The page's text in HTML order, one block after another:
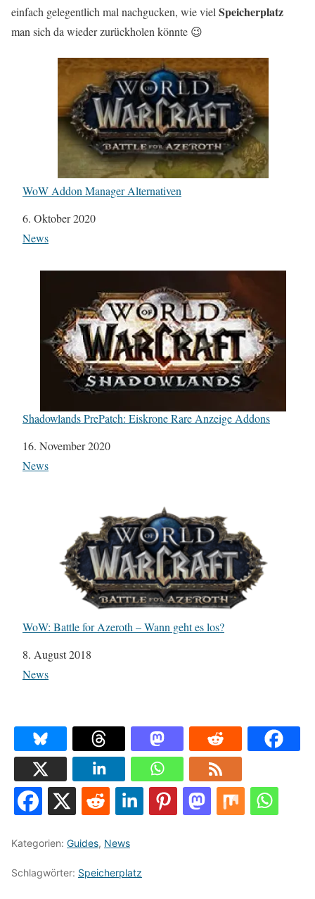
einfach gelegentlich mal nachgucken, wie viel Speicherplatz
man sich da wieder zurückholen könnte 😉
WoW Addon Manager Alternativen
Datum
6. Oktober 2020
In Bezug auf
News
Shadowlands PrePatch: Eiskrone Rare Anzeige Addons
Datum
16. November 2020
In Bezug auf
News
WoW: Battle for Azeroth – Wann geht es los?
Datum
8. August 2018
In Bezug auf
News
Kategorien: Guides, News
Schlagwörter: Speicherplatz